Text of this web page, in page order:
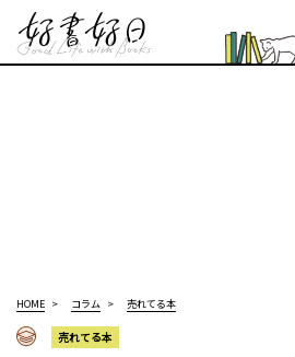
HOME コラム 売れてる本
売れてる本